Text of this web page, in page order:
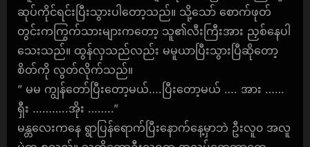
ဆုပ်ကိုင်ရင်းပြီးသွားပါတော့သည်။ သို့သော် စောက်ဖုတ်
တွင်းကကြွက်သားများကတော့ သူ၏လီးကြီးအား ညှစ်နေပါ
သေးသည်။ ထွန်လှသည်လည်း မမူယာပြီးသွားပြီဆိုတော့
စိတ်ကို လွတ်လိုက်သည်။
” မမ ကျွန်တော်ပြီးတော့မယ်….ပြီးတော့မယ် …. အား ……
ရှီး ………..အိုး ……..”
မန္တလေးကနေ ရွာပြန်ရောက်ပြီးနောက်နေ့မှာဘဲ ဦးလူ၀ အလူ